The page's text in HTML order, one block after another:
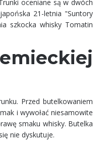
oceniane są w dwóch
21-letnia "Suntory
szkocka whisky Tomatin
Przed butelkowaniem
i wywołać niesamowite
smaku whisky. Butelka
nie dyskutuje.